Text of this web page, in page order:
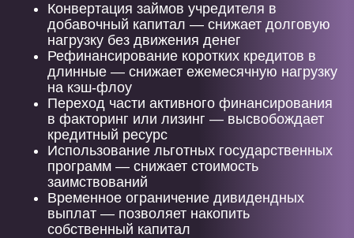
Конвертация займов учредителя в
добавочный капитал — снижает долговую
нагрузку без движения денег
Рефинансирование коротких кредитов в
длинные — снижает ежемесячную нагрузку
на кэш-флоу
Переход части активного финансирования
в факторинг или лизинг — высвобождает
кредитный ресурс
Использование льготных государственных
программ — снижает стоимость
заимствований
Временное ограничение дивидендных
выплат — позволяет накопить
собственный капитал